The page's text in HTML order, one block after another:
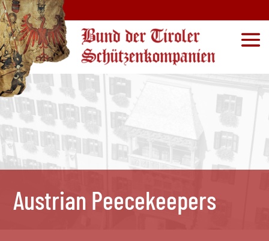
Austrian Peecekeepers